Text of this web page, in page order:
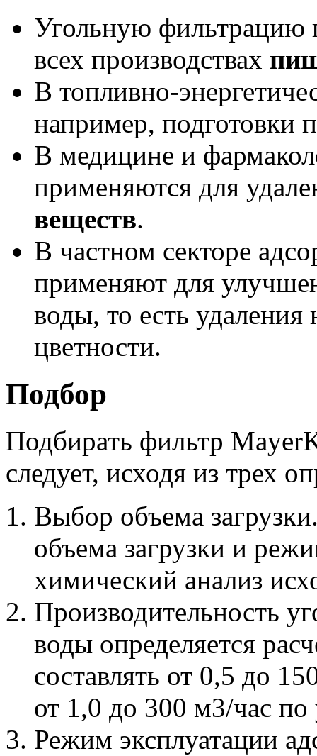
Угольную фильтрацию
всех производствах
В топливно-
например, подготовки
В медицине и
применяются для
веществ.
В частном секторе
применяют для
воды, то есть
цветности.
Подбор
Подбирать фильтр
следует, исходя из трех
Выбор объема
объема загрузки и
химический анализ
Производительность
воды определяется
составлять от 0,5 до
от 1,0 до 300 м3/час
Режим эксплуатации